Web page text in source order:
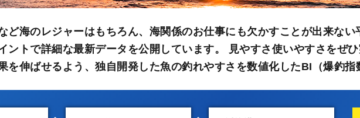
ど海のレジャーはもちろん、海関係のお仕事にも欠かすことが出来ない
ントで詳細な最新データを公開しています。 見やすさ使いやすさをぜ
を伸ばせるよう、独自開発した魚の釣れやすさを数値化したBI（爆釣指